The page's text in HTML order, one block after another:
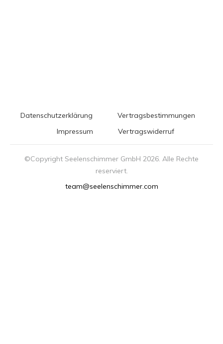
Datenschutzerklärung
Vertragsbestimmungen
Impressum
Vertragswiderruf
©Copyright Seelenschimmer GmbH 2026. Alle Rechte
reserviert.
team@seelenschimmer.com